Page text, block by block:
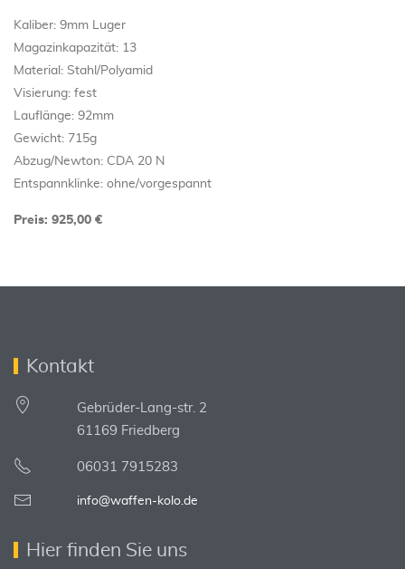
Kaliber: 9mm Luger
Magazinkapazität: 13
Material: Stahl/Polyamid
Visierung: fest
Lauflänge: 92mm
Gewicht: 715g
Abzug/Newton: CDA 20 N
Entspannklinke: ohne/vorgespannt
Preis: 925,00 €
Kontakt
Gebrüder-Lang-str. 2
61169 Friedberg
06031 7915283
info@waffen-kolo.de
Hier finden Sie uns